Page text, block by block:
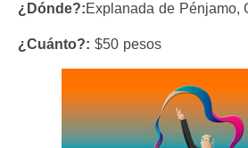
¿Dónde?:Explanada de Pénjamo,
¿Cuánto?: $50 pesos